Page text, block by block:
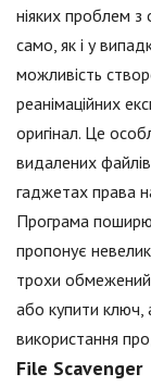
ніяких проблем
само, як і у
можливість
реанімаційних
оригінал. Це
видалених
гаджетах права
Програма
пропонує
трохи
або купити ключ,
використання
File Scavenger